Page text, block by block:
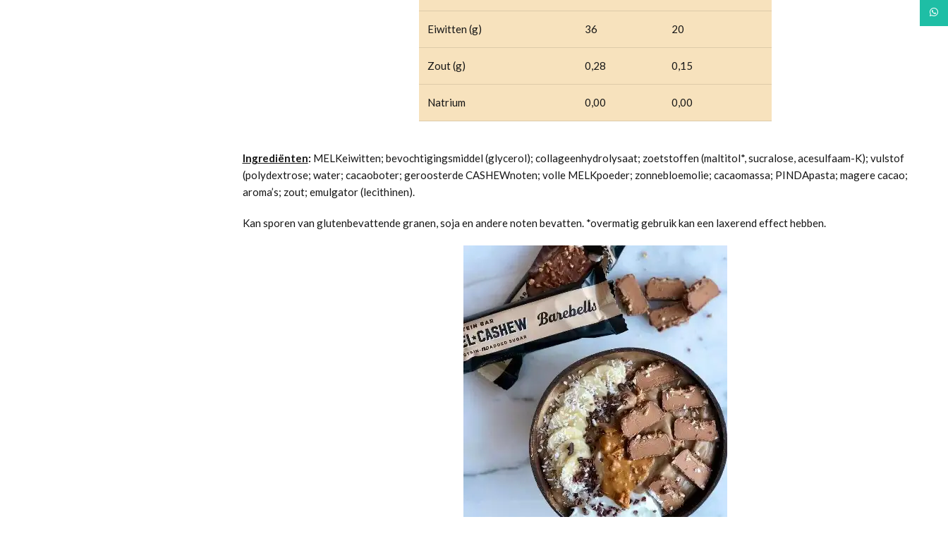
Eiwitten (g) 36 20
Zout (g) 0,28 0,15
Natrium 0,00 0,00
Ingrediënten: MELKeiwitten; bevochtigingsmiddel (glycerol); collageenhydrolysaat; zoetstoffen (maltitol*, sucralose, acesulfaam-K); vulstof
(polydextrose; water; cacaoboter; geroosterdeCASHEWnoten; volle MELKpoeder; zonnebloemolie; cacaomassa; PINDApasta; magere cacao;
aroma’s; zout; emulgator (lecithinen).
Kan sporen van glutenbevattende granen, soja en andere noten bevatten. *overmatig gebruik kan een laxerend effect hebben.